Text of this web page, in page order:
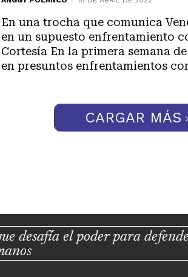
En una trocha que comunica
en un supuesto enfrentamiento
Cortesía En la primera semana
en presuntos enfrentamientos
CARGAR MÁS
desafía el poder para